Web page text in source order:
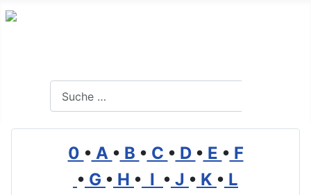
0 • A • B • C • D • E • F
• G • H • I • J • K • L